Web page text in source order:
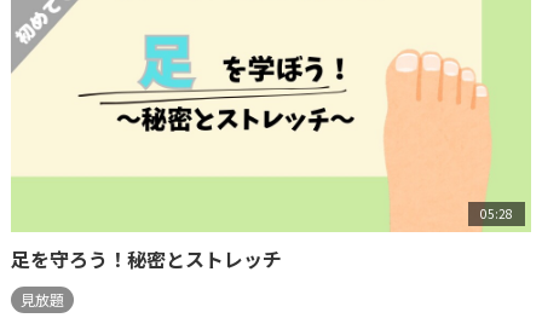
05:28
足を守ろう！秘密とストレッチ
見放題